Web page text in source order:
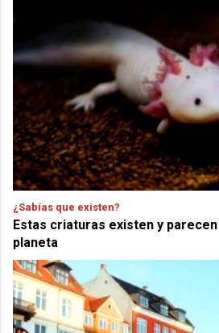
¿Sabías que existen?
Estas criaturas existen y
planeta